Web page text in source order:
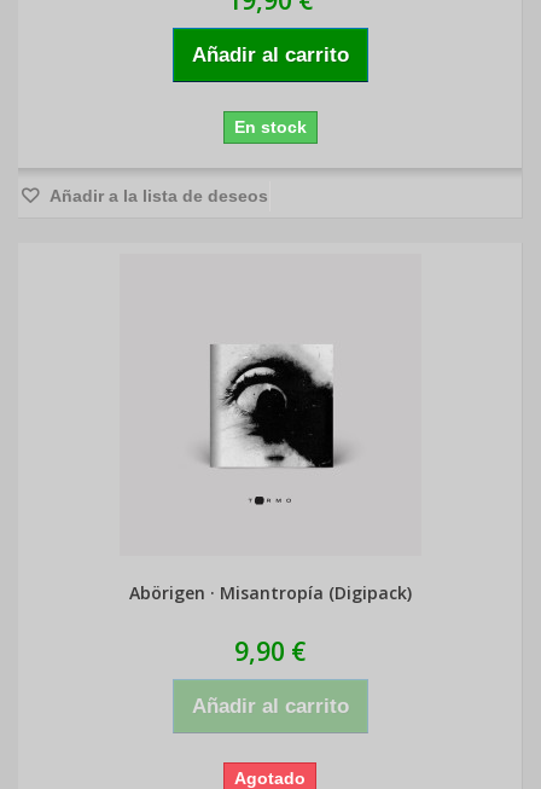
Añadir al carrito
En stock
Añadir a la lista de deseos
Abörigen · Misantropía (Digipack)
9,90 €
Añadir al carrito
Agotado